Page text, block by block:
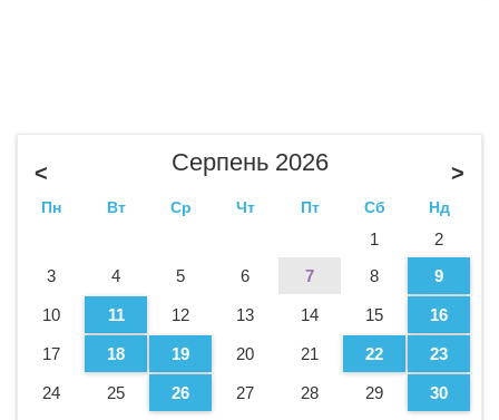
Серпень 2026 >
<
Пн Вт Ср Чт Пт Сб Нд
1
2
3
4 5 6 7 8 9
10 11 12 13 14 15 16
17 18 19 20 21 22 23
24 25 26 27 28 29
30